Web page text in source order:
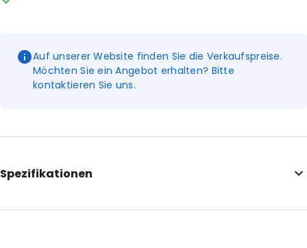
Auf unserer Website finden Sie die Verkaufspreise.
Möchten Sie ein Angebot erhalten? Bitte
kontaktieren Sie uns.
Spezifikationen
Internal Length: 160